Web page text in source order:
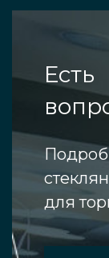
Есть
для